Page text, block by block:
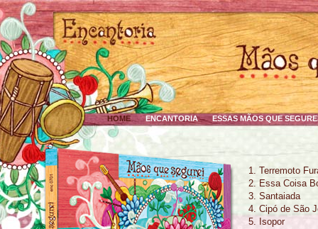
1. Terremoto
2. Essa Coisa
3. Santaiada
4. Cipó de São
5. Isopor
HOME ENCANTORIA ESSAS MÃOS QUE